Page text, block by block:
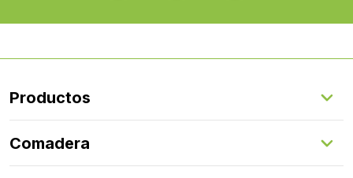
Productos
Suelos Exteriores
Revestimientos Exteriores
Comadera